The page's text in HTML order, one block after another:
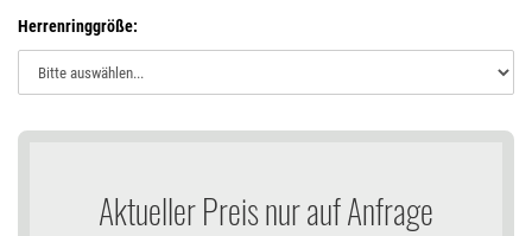
Herrenringgröße:
Aktueller Preis nur auf Anfrage